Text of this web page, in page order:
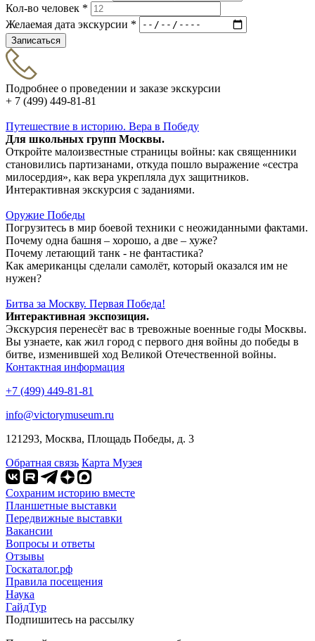
Кол-во человек *
Желаемая дата экскурсии *
Записаться
Подробнее о проведении и заказе экскурсии
+ 7 (499) 449-81-81
Путешествие в историю. Вера в Победу
Для школьных групп Москвы.
Откройте малоизвестные страницы войны: как священники
становились партизанами, откуда пошло выражение «сестра
милосердия», как вера укрепляла дух защитников.
Интерактивная экскурсия с заданиями.
Оружие Победы
Погрузитесь в мир боевой техники с неожиданными фактами.
Почему одна башня – хорошо, а две – хуже?
Почему летающий танк - не фантастика?
Как американцы сделали самолёт, который оказался им не
нужен?
Битва за Москву. Первая Победа!
Интерактивная экспозиция.
Экскурсия перенесёт вас в тревожные военные годы Москвы.
Вы узнаете, как жил город с первого дня войны до победы в
битве, изменившей ход Великой Отечественной войны.
Контактная информация
+7 (499) 449-81-81
info@victorymuseum.ru
121293, Москва, Площадь Победы, д. 3
Обратная связь Карта Музея
Сохраним историю вместе
Планшетные выставки
Передвижные выставки
Вакансии
Вопросы и ответы
Отзывы
Госкаталог.рф
Правила посещения
Наука
ГайдТур
Подпишитесь на рассылку